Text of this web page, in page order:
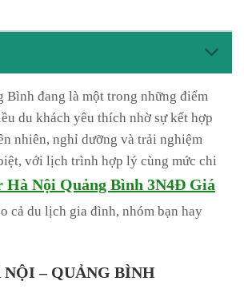
Bình đang là một trong những điểm
du khách yêu thích nhờ sự kết hợp
nhiên, nghỉ dưỡng và trải nghiệm
với lịch trình hợp lý cùng mức chi
Hà Nội Quảng Bình 3N4Đ Giá
cả du lịch gia đình, nhóm bạn hay
NỘI – QUẢNG BÌNH